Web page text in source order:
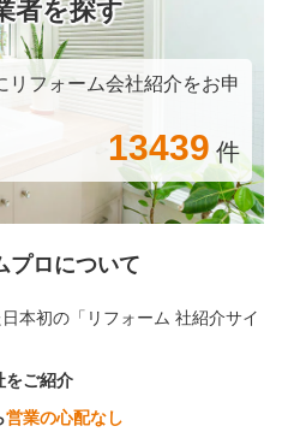
者を探す
リフォーム会社紹介をお申
13439 件
プロについて
本初の「リフォーム 社紹介サイ
をご紹介
営業の心配なし